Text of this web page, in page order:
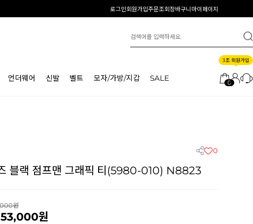
로그인회원가입주문조회장바구니 마이페이지
언더웨어 신발 벨트 모자/가방/지갑 SALE 0
3초 회원가입
0
블랙 점프맨 그래픽 티(5980-010) N8823
53,000